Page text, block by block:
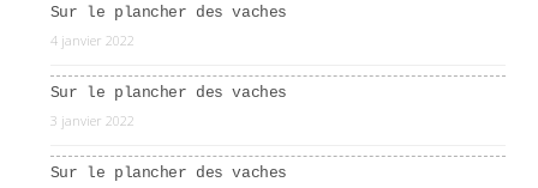
Sur le plancher des vaches
4 janvier 2022
Sur le plancher des vaches
3 janvier 2022
Sur le plancher des vaches